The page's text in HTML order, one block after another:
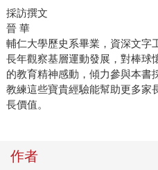
採訪撰文
晉 華
輔仁大學歷史系畢業，資深文字
長年觀察基層運動發展，對棒球
的教育精神感動，傾力參與本書
教練這些寶貴經驗能幫助更多家
長價值。
作者